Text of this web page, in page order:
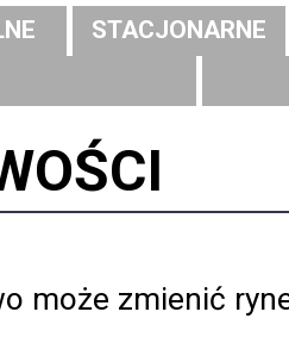
STACJONARNE
może zmienić